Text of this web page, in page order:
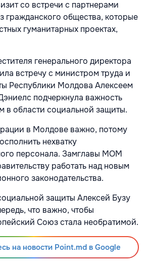
со встречи с партнерами
общества, которые
гуманитарных проектах,
генерального директора
встречу с министром труда и
Республики Молдова Алексеем
подчеркнула важность
в области социальной защиты.
в Молдове важно, потому
нехватку
персонала. Замглавы МОМ
работать над новым
законодательства.
защиты Алексей Бузу
что важно, чтобы
Союз стала необратимой.
на новости Point.md в Google